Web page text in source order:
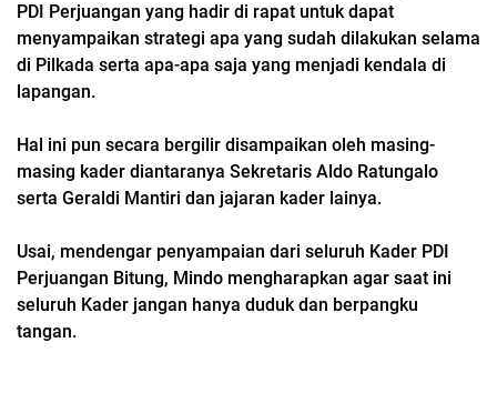
PDI Perjuangan yang hadir di rapat untuk dapat
menyampaikan strategi apa yang sudah dilakukan selama
di Pilkada serta apa-apa saja yang menjadi kendala di
lapangan.
Hal ini pun secara bergilir disampaikan oleh masing-
masing kader diantaranya Sekretaris Aldo Ratungalo
serta Geraldi Mantiri dan jajaran kader lainya.
Usai, mendengar penyampaian dari seluruh Kader PDI
Perjuangan Bitung, Mindo mengharapkan agar saat ini
seluruh Kader jangan hanya duduk dan berpangku
tangan.